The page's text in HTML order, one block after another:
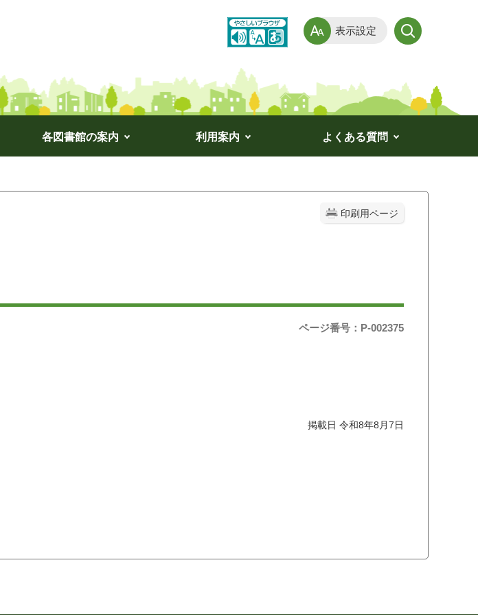
表示設定
各図書館の案内 利用案内 よくある質問
印刷用ページ
ページ番号：P-002375
掲載日 令和8年8月7日